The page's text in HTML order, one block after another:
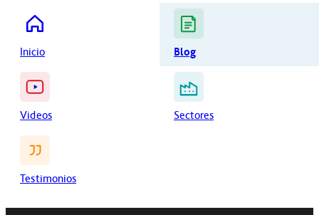
Inicio Blog
Videos Sectores
Testimonios